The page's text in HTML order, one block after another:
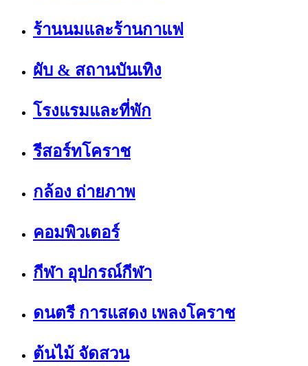
ร้านนมและร้านกาแฟ
ผับ & สถานบันเทิง
โรงแรมและที่พัก
รีสอร์ทโคราช
กล้อง ถ่ายภาพ
คอมพิวเตอร์
กีฬา อุปกรณ์กีฬา
ดนตรี การแสดง เพลงโคราช
ต้นไม้ จัดสวน